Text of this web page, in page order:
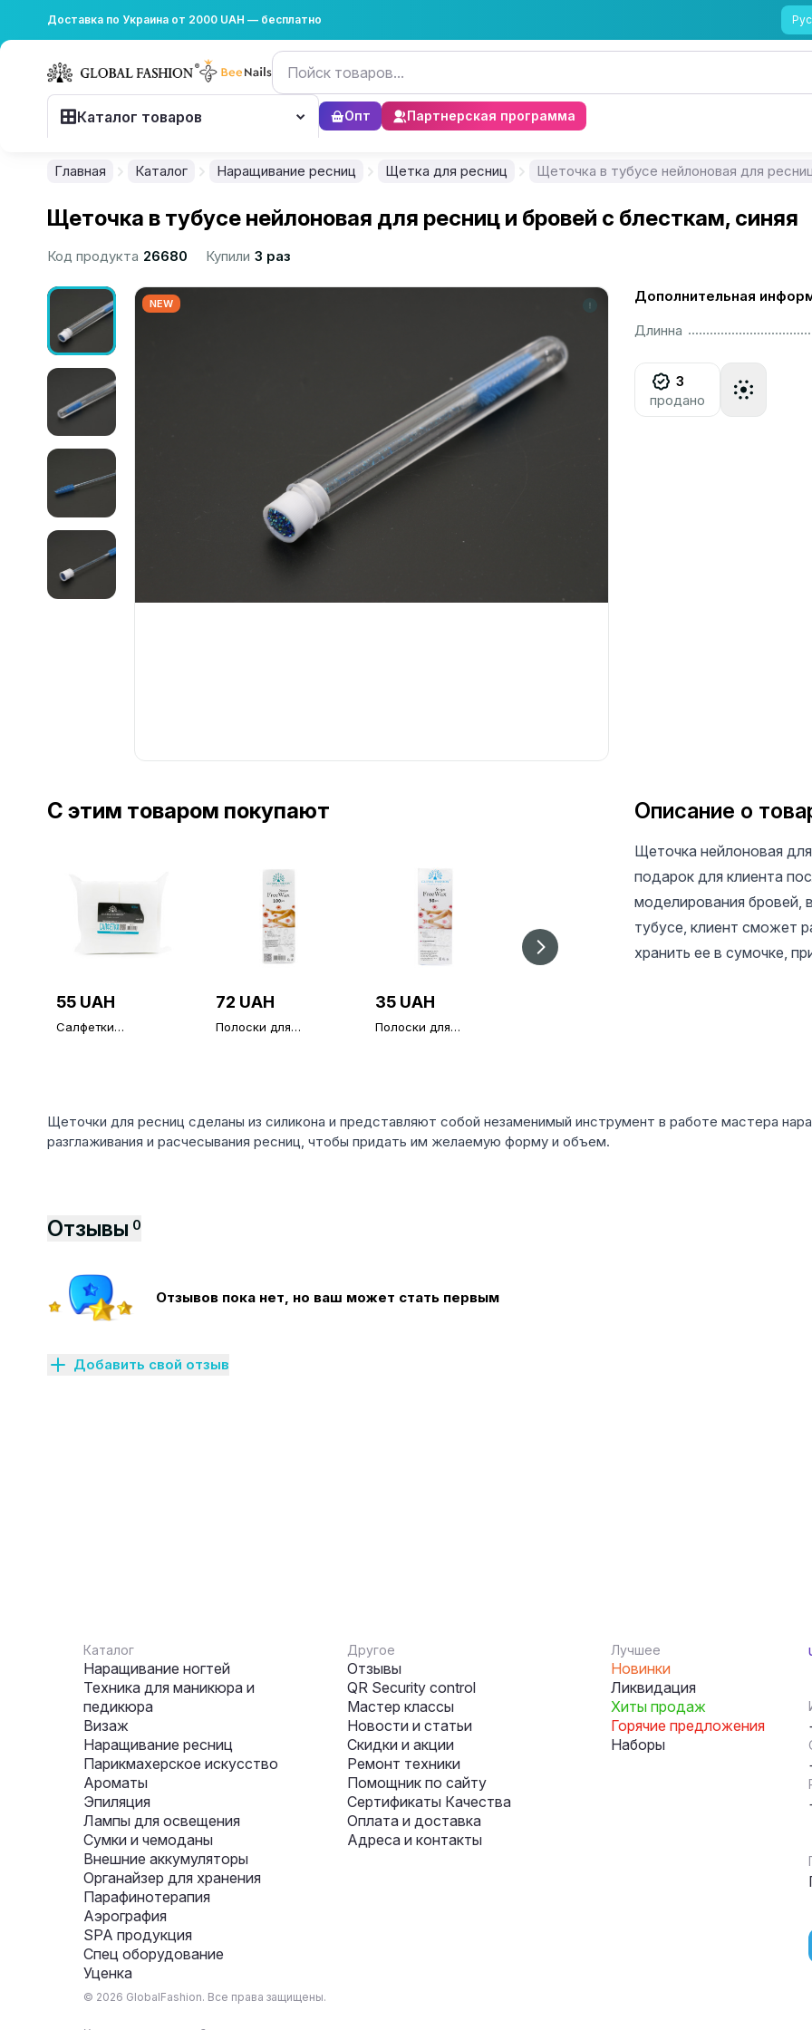
Доставка по Украина от 2000 UAH — бесплатно
Каталог товаров Опт Партнерская программа
Главная Каталог Наращивание ресниц Щетка для ресниц Щеточка в тубусе нейлоновая для
Щеточка в тубусе нейлоновая для ресниц и бровей с блесткам, синяя
Код продукта 26680 Купили 3 раз
NEW
Дополнительная
Длинна
3
продано
С этим товаром покупают
55 UAH
Салфетки
72 UAH
Полоски для
35 UAH
Полоски для
Описание о
Щеточка нейлоновая
подарок для клиента
моделирования бровей,
тубусе, клиент сможет
хранить ее в сумочке,
Щеточки для ресниц сделаны из силикона и представляют собой незаменимый инструмент в работе мастера
разглаживания и расчесывания ресниц, чтобы придать им желаемую форму и объем.
Отзывы 0
Отзывов пока нет, но ваш может стать первым
Добавить свой отзыв
Каталог
Наращивание ногтей
Техника для маникюра и
педикюра
Визаж
Наращивание ресниц
Парикмахерское искусство
Ароматы
Эпиляция
Лампы для освещения
Сумки и чемоданы
Внешние аккумуляторы
Органайзер для хранения
Парафинотерапия
Аэрография
SPA продукция
Спец оборудование
Уценка
Другое
Отзывы
QR Security control
Мастер классы
Новости и статьи
Скидки и акции
Ремонт техники
Помощник по сайту
Сертификаты Качества
Оплата и доставка
Адреса и контакты
Лучшее
Новинки
Ликвидация
Хиты продаж
Горячие предложения
Наборы
© 2026 GlobalFashion. Все права защищены.